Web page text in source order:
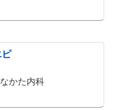
ピ
かた内科